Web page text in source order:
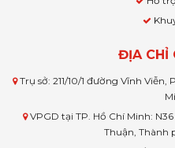
ĐỊA CHỈ
Trụ sở: 211/10/1 đường Vĩnh
VPGD tại TP. Hồ Chí Minh:
Thuận, Thành